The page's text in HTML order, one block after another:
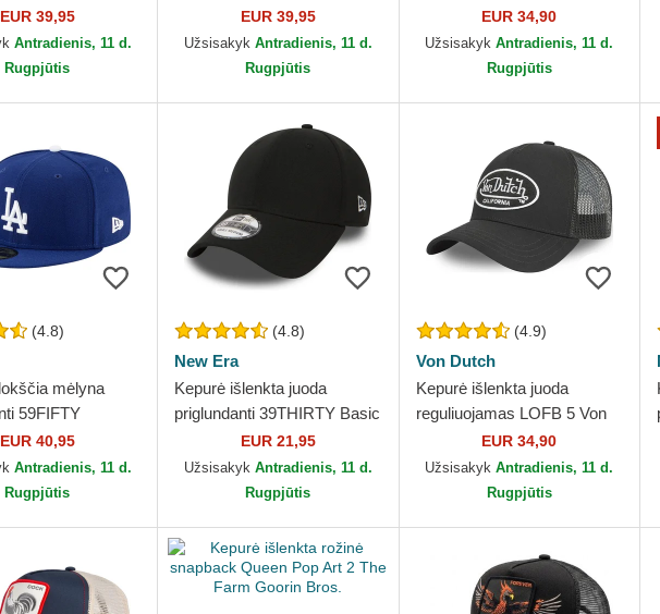
Bros.
EUR 39,95
Antradienis, 11 d.
Rugpjūtis
Goorin Bros.EUR 39,95
Užsisakyk Antradienis, 11 d.
Rugpjūtis
EUR 34,90
UžsisakykAntradienis, 11 d.
Rugpjūtis
(4.8)
mėlyna
59FIFTY
On Field Game
Dodgers MLB
EUR 40,95
Antradienis, 11 d.
Rugpjūtis
(4.8)
New Era
Kepurė išlenkta juoda
priglundanti 39THIRTY Basic
Flag New EraEUR 21,95
Užsisakyk Antradienis, 11 d.
Rugpjūtis
(4.9)
Von Dutch
Kepurė išlenkta juoda
reguliuojamas LOFB 5 Von
EUR 34,90
UžsisakykAntradienis, 11 d.
Rugpjūtis